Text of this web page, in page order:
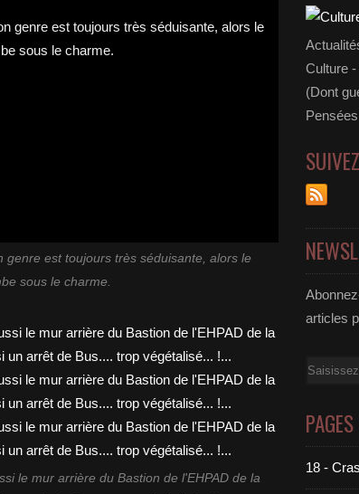
genre est toujours très séduisante, alors le
sous le charme.
le mur arrière du Bastion de l'EHPAD de la
Culture
(Dont
articles
Email
PAGES
18 -